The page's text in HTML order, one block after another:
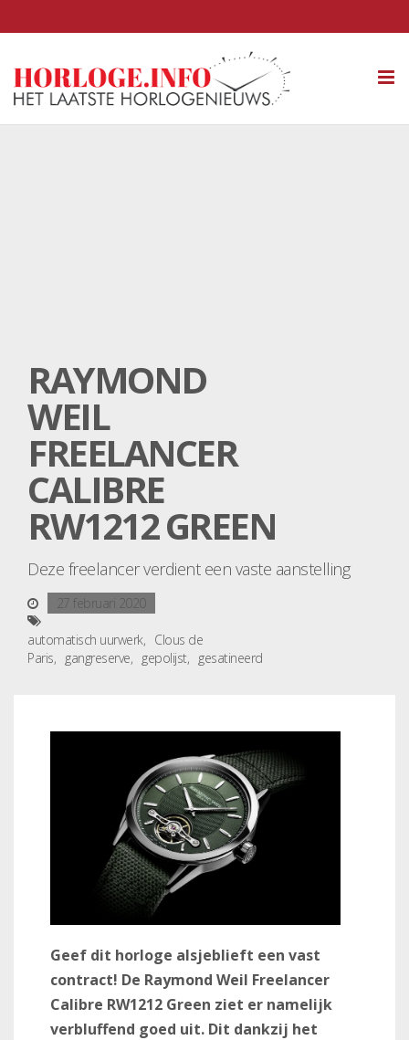
RAYMOND
WEIL
FREELANCER
CALIBRE
RW1212 GREEN
Deze freelancer verdient een vaste aanstelling
27 februari 2020
automatisch uurwerk
Clous de
Paris
gangreserve gepolijst gesatineerd
Geef dit horloge alsjeblieft een vast
contract! De Raymond Weil Freelancer
Calibre RW1212 Green ziet er namelijk
verbluffend goed uit. Dit dankzij het